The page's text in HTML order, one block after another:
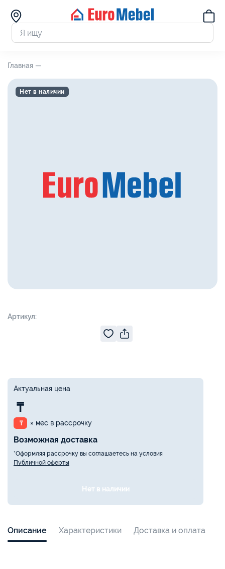
Главная —
Артикул:
Нет в наличии
Актуальная цена
₸
₸ × мес в рассрочку
Возможная доставка
*Оформляя рассрочку вы соглашаетесь на условия
Публичной оферты
Нет в наличии
Описание Характеристики Доставка и оплата